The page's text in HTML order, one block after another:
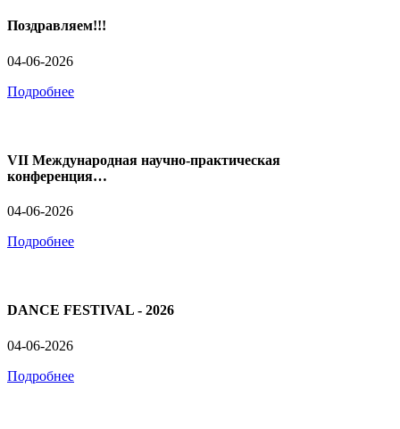
Поздравляем!!!
04-06-2026
Подробнее
VII Международная научно-практическая
конференция…
04-06-2026
Подробнее
DANCE FESTIVAL - 2026
04-06-2026
Подробнее